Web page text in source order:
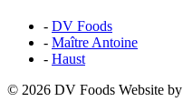
- DV Foods
- Maître Antoine
- Haust
© 2026 DV Foods Website by